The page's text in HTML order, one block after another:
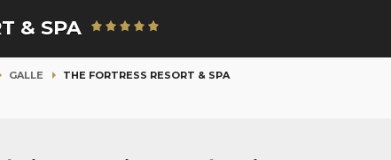
& SPA
GALLE THE FORTRESS RESORT & SPA